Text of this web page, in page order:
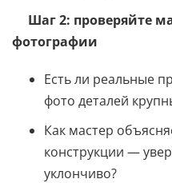
Шаг 2: проверяйте
фотографии
Есть ли реальные
фото деталей
Как мастер
конструкции —
уклончиво?